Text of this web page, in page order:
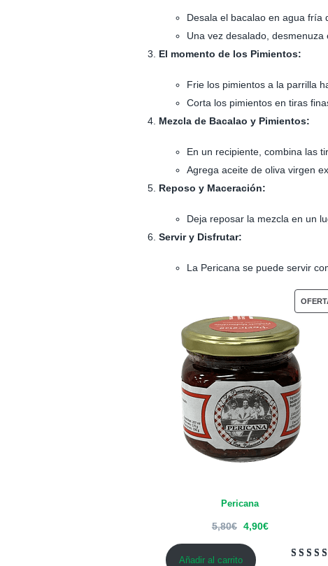
Desala el bacalao en agua fría
Una vez desalado,
El momento de los Pimientos:
Frie los pimientos a la parrilla
Corta los pimientos en tiras
Mezcla de Bacalao y Pimientos:
En un recipiente, combina las
Agrega aceite de oliva virgen
Reposo y Maceración:
Deja reposar la mezcla en un
Servir y Disfrutar:
La Pericana se puede servir
Pericana
5,80€ 4,90€
Añadir al carrito